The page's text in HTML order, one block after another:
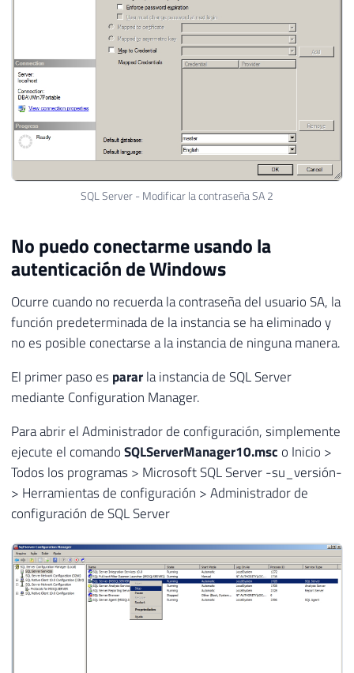
SQL Server - Modificar la contraseña SA 2
No puedo conectarme usando la
autenticación de Windows
Ocurre cuando no recuerda la contraseña del usuario SA, la
función predeterminada de la instancia se ha eliminado y
no es posible conectarse a la instancia de ninguna manera.
El primer paso es pararla instancia de SQL Server
mediante Configuration Manager.
Para abrir el Administrador de configuración, simplemente
ejecute el comandoSQLServerManager10.msc o Inicio >
Todos los programas > Microsoft SQL Server -su_versión-
> Herramientas de configuración > Administrador de
configuración de SQL Server